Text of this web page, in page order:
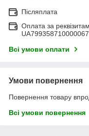
Післяплата
Оплата за
Всі умови оплати
Умови повернення
Повернення товару
Всі умови повернення